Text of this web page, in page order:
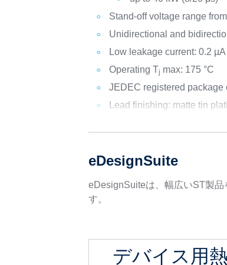
Stand-off voltage range
Unidirectional and
Low leakage current: 0.2 µA
Operating Tj max: 175 °C
JEDEC registered package
Lead finishing: matte tin
eDesignSuite
eDesignSuiteは、幅広いST製
す。
デバイス用